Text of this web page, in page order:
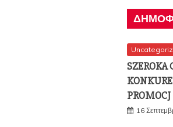
SZEROKA
PROMOCJ
16